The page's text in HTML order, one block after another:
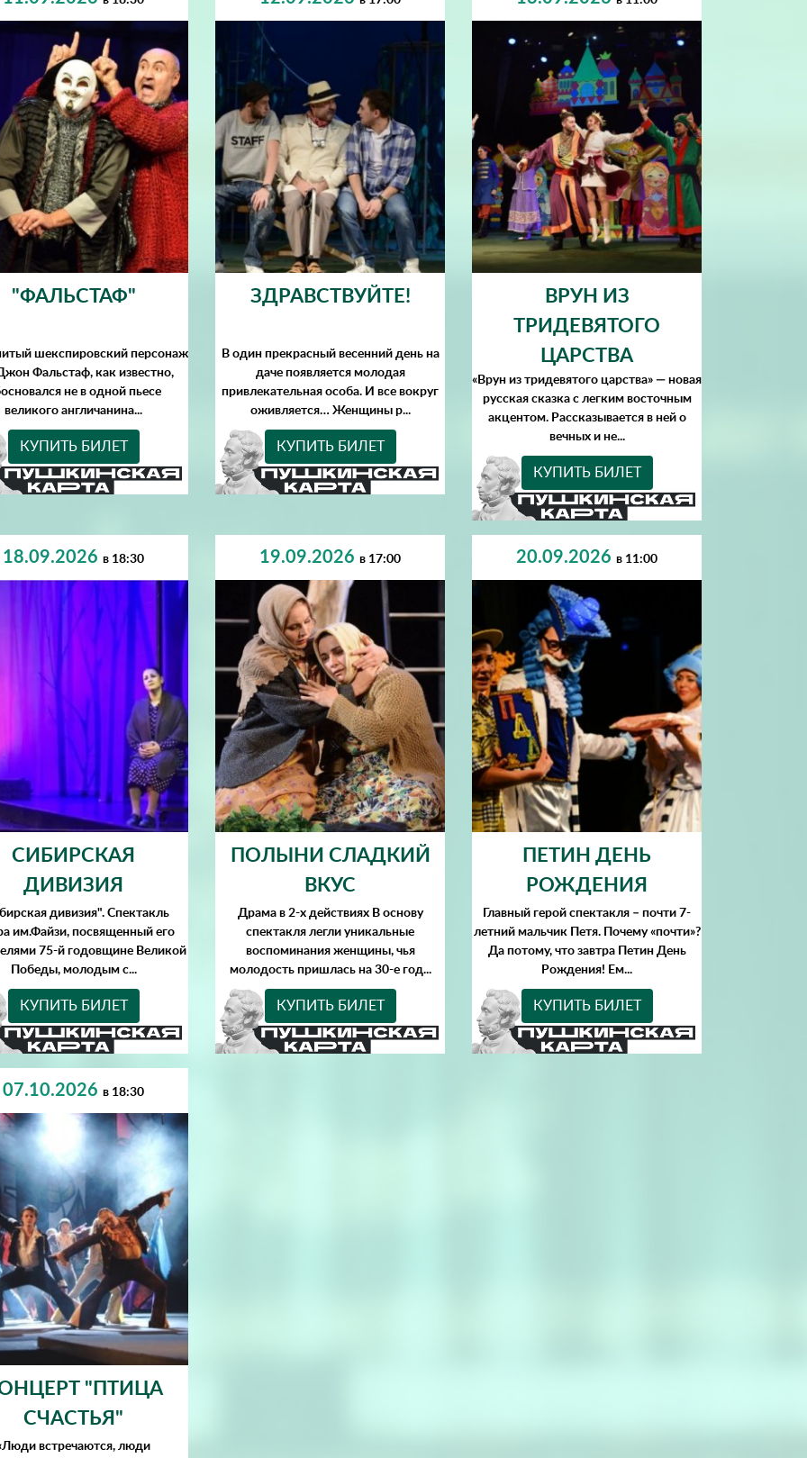
"ФАЛЬСТАФ"
шекспировский персонаж
Фальстаф, как известно,
не в одной пьесе
великого англичанина...
КУПИТЬ БИЛЕТ
ЗДРАВСТВУЙТЕ!
В один прекрасный весенний день на
даче появляется молодая
привлекательная особа. И все вокруг
оживляется… Женщины р...
КУПИТЬ БИЛЕТ
ВРУН ИЗ
ТРИДЕВЯТОГО
ЦАРСТВА
«Врун из тридевятого царства» — новая
русская сказка с легким восточным
акцентом. Рассказывается в ней о
вечных и не...
КУПИТЬ БИЛЕТ
18.09.2026 в 18:30
СИБИРСКАЯ
ДИВИЗИЯ
дивизия". Спектакль
им.Файзи, посвященный его
75-й годовщине Великой
Победы, молодым с...
КУПИТЬ БИЛЕТ
19.09.2026 в 17:00
ПОЛЫНИ СЛАДКИЙ
ВКУС
Драма в 2-х действиях В основу
спектакля легли уникальные
воспоминания женщины, чья
молодость пришлась на 30-е год...
КУПИТЬ БИЛЕТ
20.09.2026 в 11:00
ПЕТИН ДЕНЬ
РОЖДЕНИЯ
Главный герой спектакля – почти 7-
летний мальчик Петя. Почему «почти»?
Да потому, что завтра Петин День
Рождения! Ем...
КУПИТЬ БИЛЕТ
07.10.2026 в 18:30
"ПТИЦА
СЧАСТЬЯ"
встречаются, люди